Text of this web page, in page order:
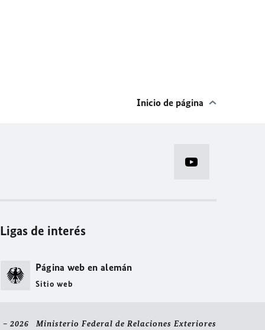
Inicio de página
Ligas de interés
Página web en alemán
Sitio web
– 2026 Ministerio Federal de Relaciones Exteriores